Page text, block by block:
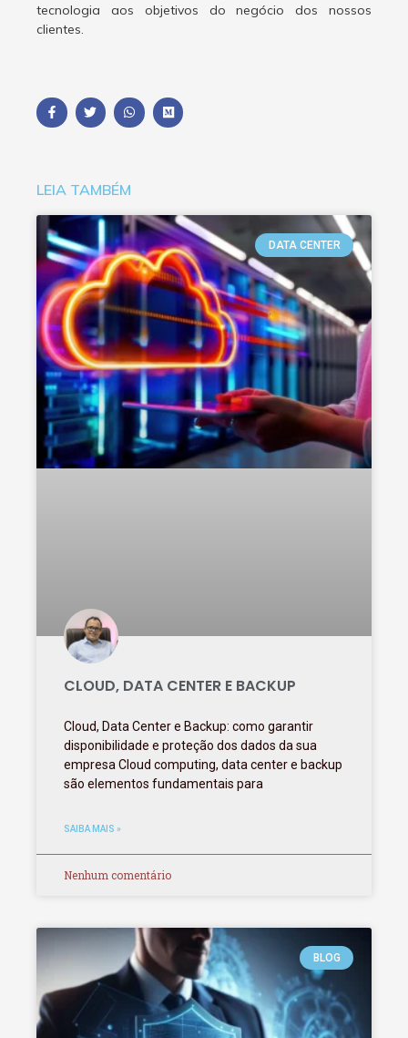
tecnologia aos objetivos do negócio dos nossos
clientes.
LEIA TAMBÉM
DATA CENTER
CLOUD, DATA CENTER E BACKUP
Cloud, Data Center e Backup: como garantir
disponibilidade e proteção dos dados da sua
empresa Cloud computing, data center e backup
são elementos fundamentais para
SAIBA MAIS »
Nenhum comentário
BLOG